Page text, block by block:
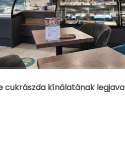
cukrászda kínálatának legjava